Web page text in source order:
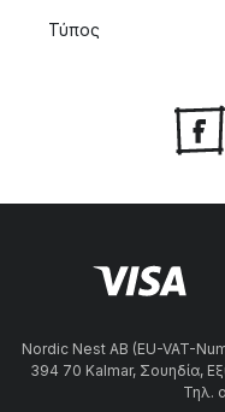
Τύπος
Nordic Nest AB (EU-VAT-
394 70 Kalmar, Σουηδία,
Τηλ.